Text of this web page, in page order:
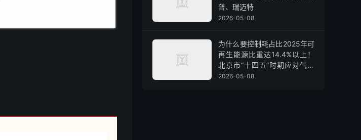
普、瑞迈特
2026-05-08
为什么要控制耗占比2025年可
再生能源比重达14.4%以上！
北京市“十四五”时期应对气候
变化和节能规划印发
2026-05-08